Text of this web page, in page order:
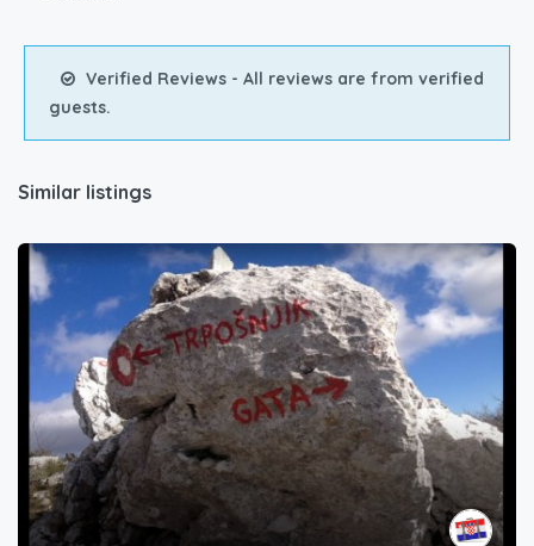
Verified Reviews - All reviews are from verified
guests.
Similar listings